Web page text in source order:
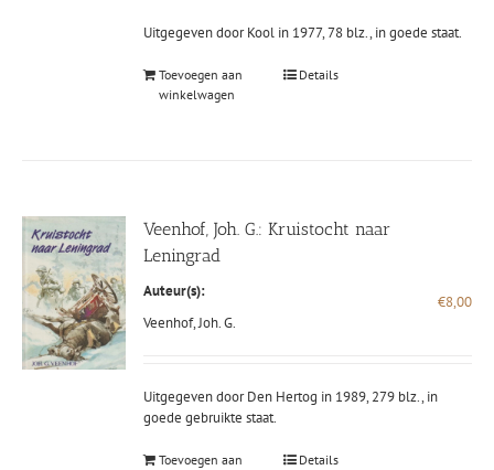
Uitgegeven door Kool in 1977, 78 blz., in goede staat.
Toevoegen aan
winkelwagen
Details
Veenhof, Joh. G.: Kruistocht naar
Leningrad
Auteur(s):
Veenhof, Joh. G.
€8,00
Uitgegeven door Den Hertog in 1989, 279 blz., in
goede gebruikte staat.
Toevoegen aan
Details